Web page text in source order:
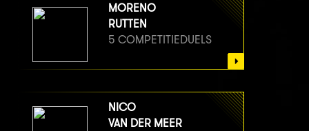
MORENO
RUTTEN
5 COMPETITIEDUELS
NICO
VAN DER MEER